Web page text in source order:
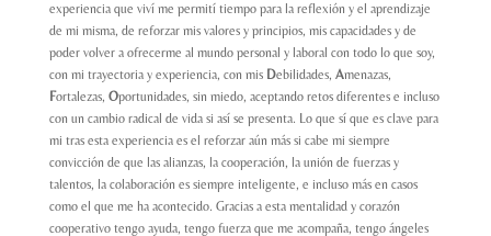
experiencia que viví me permití tiempo para la reflexión y el aprendizaje
de mi misma, de reforzar mis valores y principios, mis capacidades y de
poder volver a ofrecerme al mundo personal y laboral con todo lo que soy,
con mi trayectoria y experiencia, con mis Debilidades, Amenazas,
Fortalezas, Oportunidades, sin miedo, aceptando retos diferentes e incluso
con un cambio radical de vida si así se presenta. Lo que sí que es clave para
mi tras esta experiencia es el reforzar aún más si cabe mi siempre
convicción de que las alianzas, la cooperación, la unión de fuerzas y
talentos, la colaboración es siempre inteligente, e incluso más en casos
como el que me ha acontecido. Gracias a esta mentalidad y corazón
cooperativo tengo ayuda, tengo fuerza que me acompaña, tengo ángeles